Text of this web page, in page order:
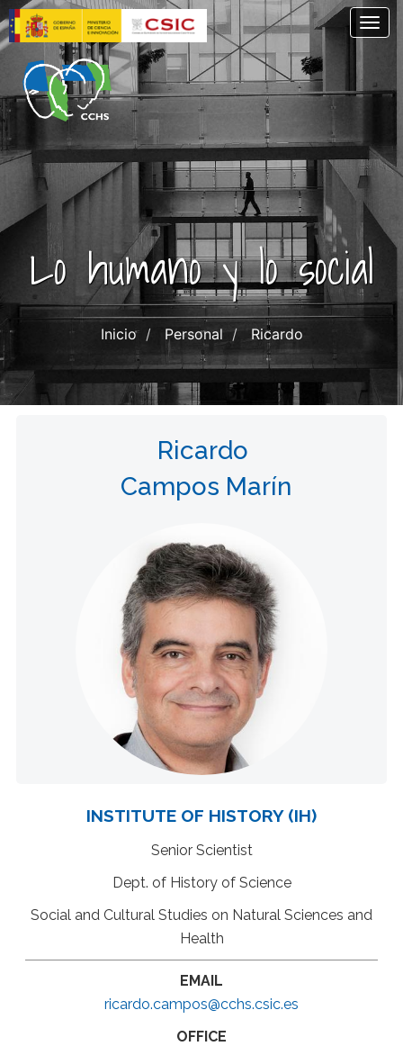
Skip
to
main
content
Lo humano y lo social
Inicio Personal Ricardo
Ricardo
Campos Marín
INSTITUTE OF HISTORY (IH)
Senior Scientist
Dept. of History of Science
Social and Cultural Studies on Natural Sciences and
Health
EMAIL
ricardo.campos@cchs.csic.es
OFFICE